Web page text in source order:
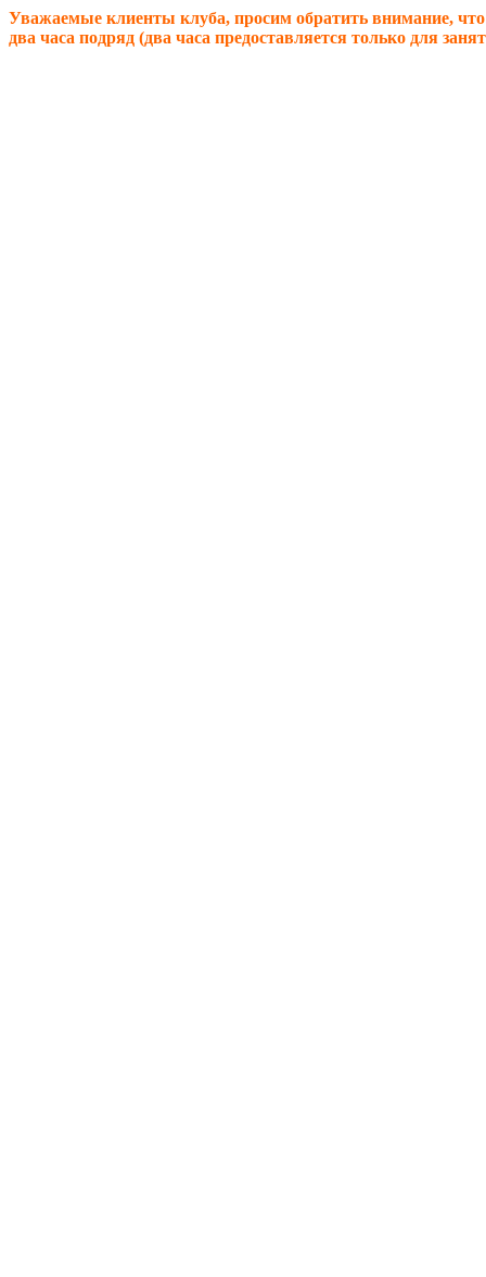
Уважаемые клиенты клуба, просим обратить внимание,
два часа подряд (два часа предоставляется только для